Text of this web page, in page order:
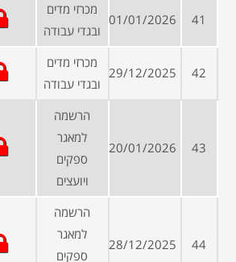
41
01/01/2026
מכרזי מדים
ובגדי עבודה
42
29/12/2025
מכרזי מדים
ובגדי עבודה
43
20/01/2026
הרשמה
למאגר
ספקים
ויועצים
44
28/12/2025
הרשמה
למאגר
ספקים